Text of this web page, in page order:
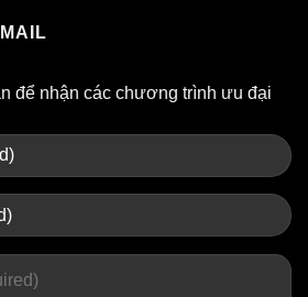
để nhận các chương trình ưu đại